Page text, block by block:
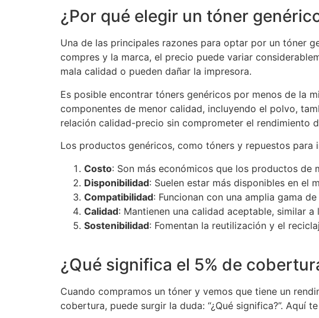
¿Por qué elegir un tóner
Una de las principales razones para optar por un tóner
compres y la marca, el precio puede variar
mala calidad o pueden dañar la impresora.
Es posible encontrar tóners genéricos por menos de la
componentes de menor calidad, incluyendo el polvo,
relación calidad-precio sin comprometer el rendimiento
Los productos genéricos, como tóners y repuestos para
Costo: Son más económicos que los productos de
Disponibilidad: Suelen estar más disponibles en el
Compatibilidad: Funcionan con una amplia gama
Calidad: Mantienen una calidad aceptable, similar
Sostenibilidad: Fomentan la reutilización y el
¿Qué significa el 5% de
Cuando compramos un tóner y vemos que tiene un
cobertura, puede surgir la duda: “¿Qué significa?”. Aquí